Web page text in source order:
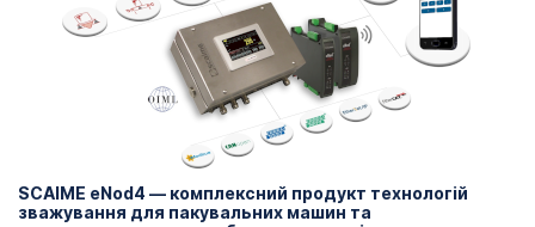
SCAIME eNod4 — комплексний продукт технологій
зважування для пакувальних машин та